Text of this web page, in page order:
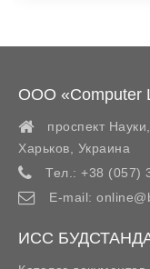
ООО «Computer
проспект
Харьков
Украина
Тел.: +38 (057)
E-mail:
ИСС